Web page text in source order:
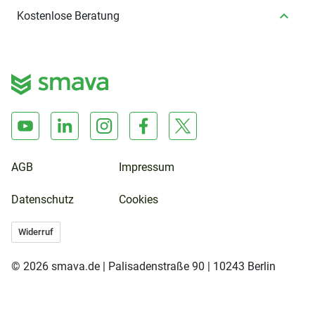
Kostenlose Beratung
AGB Impressum
Datenschutz Cookies
Widerruf
© 2026 smava.de | Palisadenstraße 90 | 10243 Berlin